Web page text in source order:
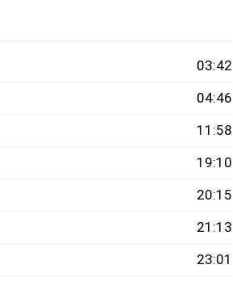
03:42
04:46
11:58
19:10
20:15
21:13
23:01